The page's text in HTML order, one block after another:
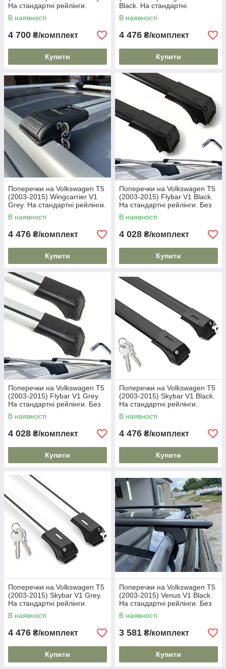
На стандартні рейлінги.
Замок на ключах. Сірі
В наявності
4 700 ₴/комплект
Купити
Black. На стандартні
рейлінги. Замок на ключах.
Чорні
В наявності
4 476 ₴/комплект
Купити
Поперечки на Volkswagen T5
(2003-2015) Wingcarrier V1
Grey. На стандартні рейлінги.
Замок на ключах. Сірі
В наявності
4 476 ₴/комплект
Купити
Поперечки на Volkswagen T5
(2003-2015) Flybar V1 Black.
На стандартні рейлінги. Без
замка. Чорні
В наявності
4 028 ₴/комплект
Купити
Поперечки на Volkswagen T5
(2003-2015) Flybar V1 Grey.
На стандартні рейлінги. Без
замка. Сірі
В наявності
4 028 ₴/комплект
Купити
Поперечки на Volkswagen T5
(2003-2015) Skybar V1 Black.
На стандартні рейлінги.
Замок на ключах. Чорні
В наявності
4 476 ₴/комплект
Купити
Поперечки на Volkswagen T5
(2003-2015) Skybar V1 Grey.
На стандартні рейлінги.
Замок на ключах. Сірі
В наявності
4 476 ₴/комплект
Купити
Поперечки на Volkswagen T5
(2003-2015) Venus V1 Black.
На стандартні рейлінги. Без
замка. Чорні
В наявності
3 581 ₴/комплект
Купити